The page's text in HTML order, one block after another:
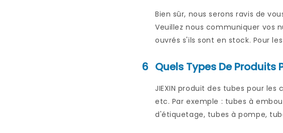
Bien sûr, nous serons ravis de
Veuillez nous communiquer vos
ouvrés s'ils sont en stock. Pour
6 Quels Types De Produits
JIEXIN produit des tubes pour
etc. Par exemple : tubes à
d'étiquetage, tubes à pompe,